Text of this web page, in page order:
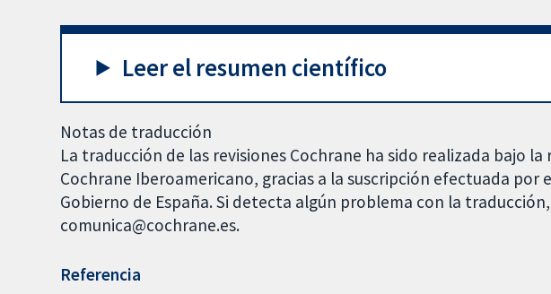
Leer el resumen científico
Notas de traducción
La traducción de las revisiones Cochrane ha sido realizada bajo
Cochrane Iberoamericano, gracias a la suscripción efectuada por
Gobierno de España. Si detecta algún problema con la
comunica@cochrane.es.
Referencia